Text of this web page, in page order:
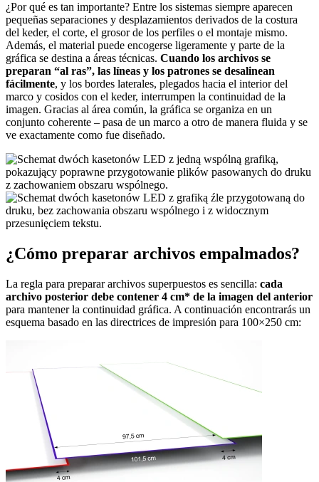
¿Por qué es tan importante? Entre los sistemas siempre aparecen
pequeñas separaciones y desplazamientos derivados de la costura
del keder, el corte, el grosor de los perfiles o el montaje mismo.
Además, el material puede encogerse ligeramente y parte de la
gráfica se destina a áreas técnicas. Cuando los archivos se
preparan “al ras”, las líneas y los patrones se desalinean
fácilmente, y los bordes laterales, plegados hacia el interior del
marco y cosidos con el keder, interrumpen la continuidad de la
imagen. Gracias al área común, la gráfica se organiza en un
conjunto coherente – pasa de un marco a otro de manera fluida y se
ve exactamente como fue diseñado.
¿Cómo preparar archivos empalmados?
La regla para preparar archivos superpuestos es sencilla: cada
archivo posterior debe contener 4 cm* de la imagen del anterior
para mantener la continuidad gráfica. A continuación encontrarás un
esquema basado en las directrices de impresión para 100×250 cm: